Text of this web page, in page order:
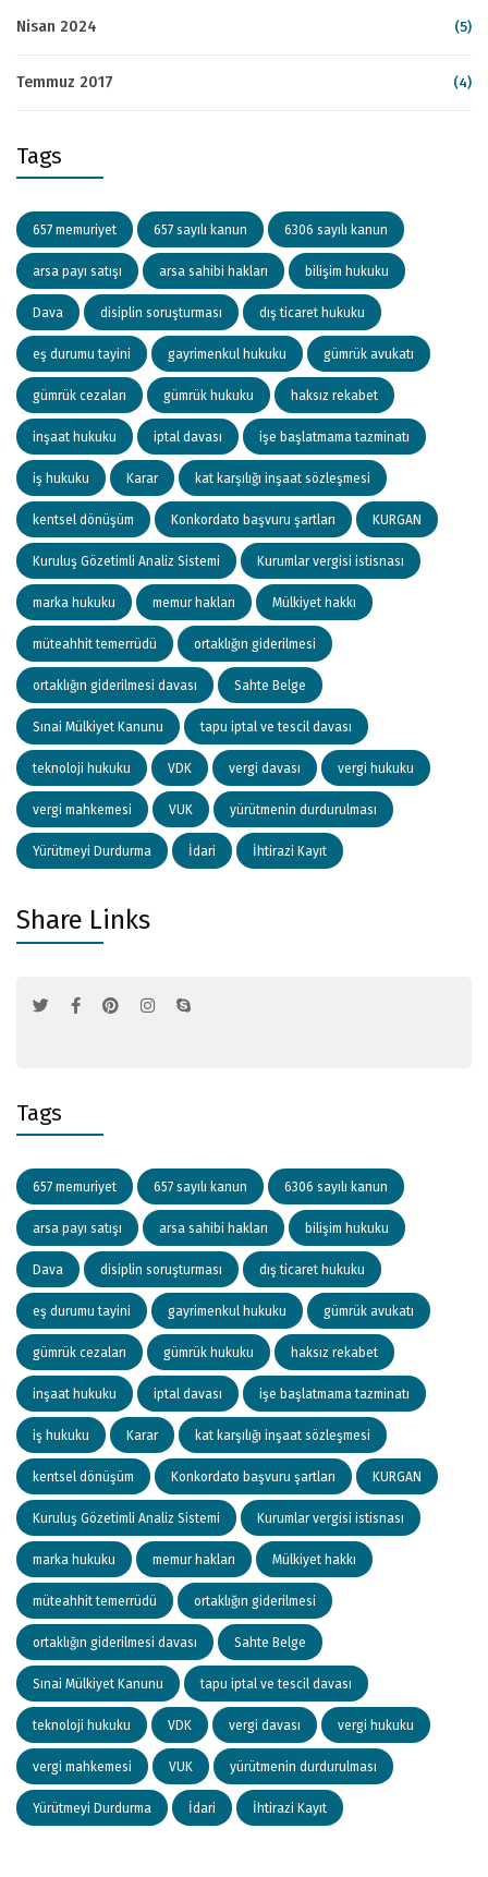
Nisan 2024 (5)
Temmuz 2017 (4)
Tags
657 memuriyet 657 sayılı kanun 6306 sayılı kanun
arsa payı satışı arsa sahibi hakları bilişim hukuku
Dava disiplin soruşturması dış ticaret hukuku
eş durumu tayini gayrimenkul hukuku gümrük avukatı
gümrük cezaları gümrük hukuku haksız rekabet
inşaat hukuku iptal davası işe başlatmama tazminatı
iş hukuku Karar kat karşılığı inşaat sözleşmesi
kentsel dönüşüm Konkordato başvuru şartları KURGAN
Kuruluş Gözetimli Analiz Sistemi Kurumlar vergisi istisnası
marka hukuku memur hakları Mülkiyet hakkı
müteahhit temerrüdü ortaklığın giderilmesi
ortaklığın giderilmesi davası Sahte Belge
Sınai Mülkiyet Kanunu tapu iptal ve tescil davası
teknoloji hukuku VDK vergi davası vergi hukuku
vergi mahkemesi VUK yürütmenin durdurulması
Yürütmeyi Durdurma İdari İhtirazi Kayıt
Share Links
Tags
657 memuriyet 657 sayılı kanun 6306 sayılı kanun
arsa payı satışı arsa sahibi hakları bilişim hukuku
Dava disiplin soruşturması dış ticaret hukuku
eş durumu tayini gayrimenkul hukuku gümrük avukatı
gümrük cezaları gümrük hukuku haksız rekabet
inşaat hukuku iptal davası işe başlatmama tazminatı
iş hukuku Karar kat karşılığı inşaat sözleşmesi
kentsel dönüşüm Konkordato başvuru şartları KURGAN
Kuruluş Gözetimli Analiz Sistemi Kurumlar vergisi istisnası
marka hukuku memur hakları Mülkiyet hakkı
müteahhit temerrüdü ortaklığın giderilmesi
ortaklığın giderilmesi davası Sahte Belge
Sınai Mülkiyet Kanunu tapu iptal ve tescil davası
teknoloji hukuku VDK vergi davası vergi hukuku
vergi mahkemesi VUK yürütmenin durdurulması
Yürütmeyi Durdurma İdari İhtirazi Kayıt